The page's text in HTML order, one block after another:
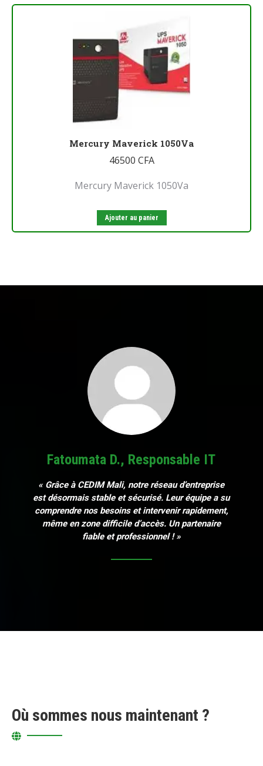
Mercury Maverick 1050Va
46500 CFA
Mercury Maverick 1050Va
Ajouter au panier
Fatoumata D., Responsable IT
« Grâce à CEDIM Mali, notre réseau d’entreprise
est désormais stable et sécurisé. Leur équipe a su
comprendre nos besoins et intervenir rapidement,
même en zone difficile d’accès. Un partenaire
fiable et professionnel ! »
Où sommes nous maintenant ?